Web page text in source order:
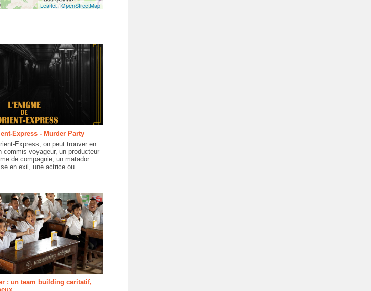
Leaflet|OpenStreetMap
Express - Murder Party
Express, on peut trouver en
commis voyageur, un producteur
de compagnie, un matador
en exil, une actrice ou...
: un team building caritatif,